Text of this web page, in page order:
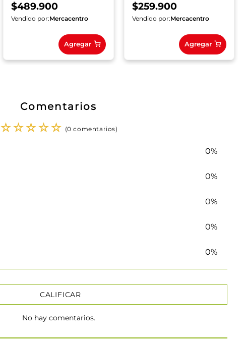
$489.900
Vendido por:Mercacentro
Agregar
$259.900
Vendido por:Mercacentro
Agregar
Comentarios
☆☆☆☆☆ (0 comentarios)
0%
0%
0%
0%
0%
CALIFICAR
No hay comentarios.